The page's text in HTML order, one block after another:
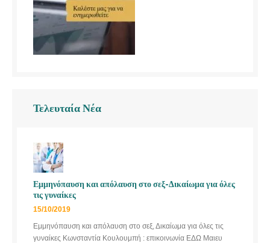
Τελευταία Νέα
Εμμηνόπαυση και απόλαυση στο σεξ-Δικαίωμα για όλες
τις γυναίκες
15/10/2019
Εμμηνόπαυση και απόλαυση στο σεξ, Δικαίωμα για όλες τις
γυναίκες Κωνσταντία Κουλουμπή : επικοινωνία ΕΔΩ Μαιευ